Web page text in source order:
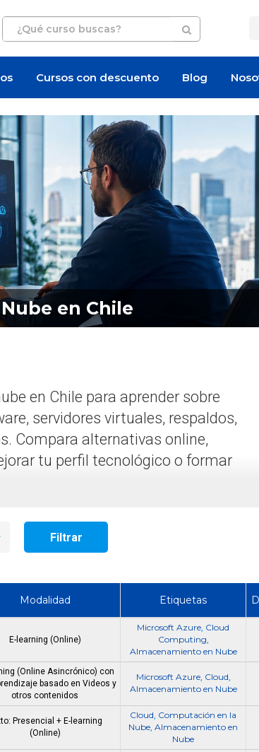
Cursos con descuento Blog
en Chile
en Chile para aprender sobre
servidores virtuales, respaldos,
Compara alternativas online,
tu perfil tecnológico o formar
Filtrar
Modalidad Etiquetas
E-learning (Online)
Microsoft Azure Cloud
Computing
Almacenamiento en Nube
(Online Asincrónico) con
basado en Videos y
otros contenidos
Microsoft Azure, Cloud
Almacenamiento en Nube
Presencial + E-learning
(Online)
Cloud Computación en la
Nube Almacenamiento en
Nube
dura un curso de uso
Cloud computing en
es, cómo funciona y
Artículo